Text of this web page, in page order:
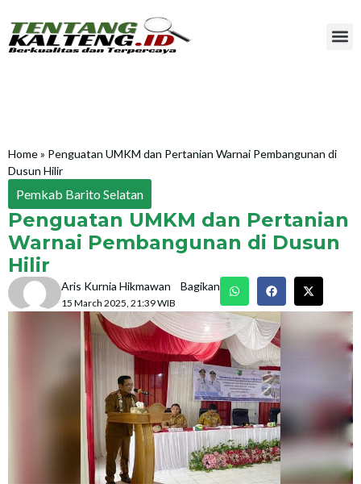
Home» Penguatan UMKM dan Pertanian Warnai Pembangunan di
Dusun Hilir
Pemkab Barito Selatan
Penguatan UMKM dan Pertanian
Warnai Pembangunan di Dusun
Hilir
Aris Kurnia Hikmawan
15 March 2025, 21:39 WIB
Bagikan